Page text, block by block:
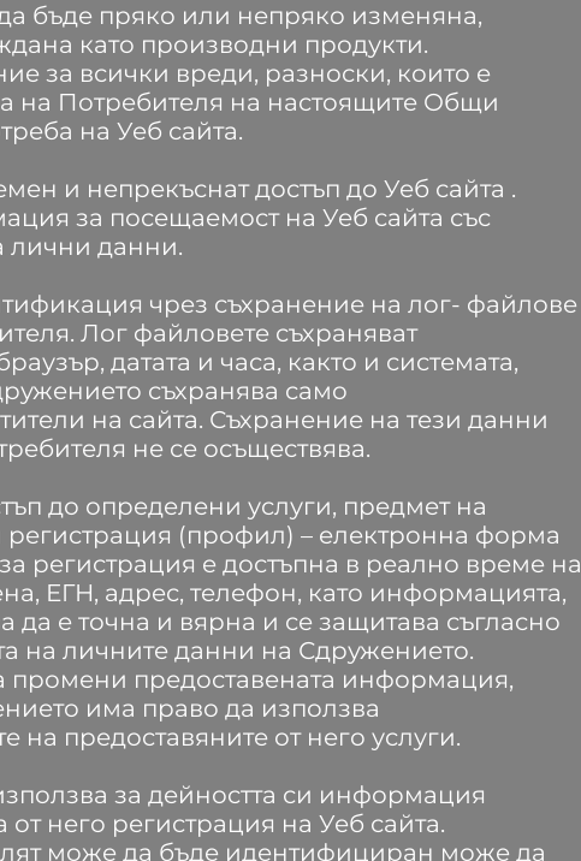
бъде пряко или непряко изменяна,
като производни продукти.
за всички вреди, разноски, които е
на Потребителя на настоящите Общи
на Уеб сайта.
и непрекъснат достъп до Уеб сайта .
за посещаемост на Уеб сайта със
лични данни.
чрез съхранение на лог- файлове
Лог файловете съхраняват
датата и часа, както и системата,
съхранява само
на сайта. Съхранение на тези данни
не се осъществява.
до определени услуги, предмет на
(профил) – електронна форма
регистрация е достъпна в реално време на
ЕГН, адрес, телефон, като информацията,
да е точна и вярна и се защитава съгласно
на личните данни на Сдружението.
промени предоставената информация,
има право да използва
предоставяните от него услуги.
за дейността си информация
него регистрация на Уеб сайта.
може да бъде идентифициран може да